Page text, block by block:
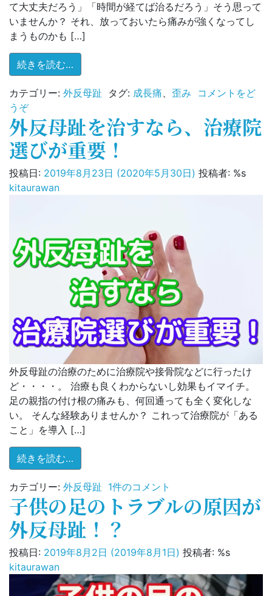
て大丈夫だろう」「時間が経てば治るだろう」そう思って
いませんか？ それ、放っておいたら痛みが強くなってし
まうものかも […]
続きを読む…
カテゴリー: 外反母趾 タグ: 成長痛、 歪み
コメントをど
うぞ(子
供
の
膝
痛
み
長
痛
だ
な
い!!
の
２)
外反母趾を治すなら、治療院
選びが重要！
投稿日: 2019年8月23日 (2020年5月30日) 投稿者: %s
kitaurawan
外反母趾の治療のために治療院や接骨院などに行ったけ
ど・・・・。 治療も良くわからないし効果もイマイチ。
足の親指の付け根の痛みも、何回通っても全く変化しな
い。 そんな経験ありませんか？ これって治療院が「ある
こと」を導入 […]
続きを読む…
カテゴリー: 外反母趾 外
反
母
趾
治
す
な
1件のコメント
子供の足のトラブルの原因が
外反母趾！？
投稿日: 2019年8月2日 (2019年8月1日) 投稿者: %s
kitaurawan